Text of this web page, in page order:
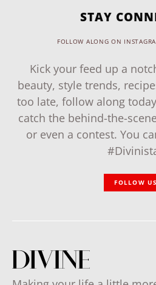
STAY
FOLLOW ALONG ON
Kick your feed up a
beauty, style trends,
too late, follow along
catch the behind-the-
or even a contest. You
FOLLOW US